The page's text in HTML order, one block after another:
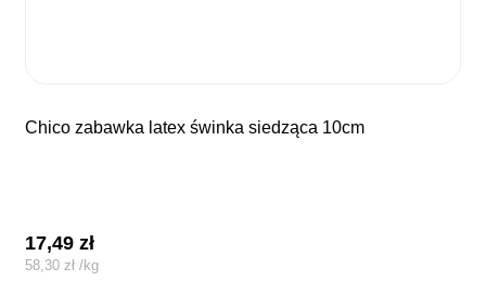
chico zabawka latex świnka siedząca 10cm
17,49zł
58,30zł /kg